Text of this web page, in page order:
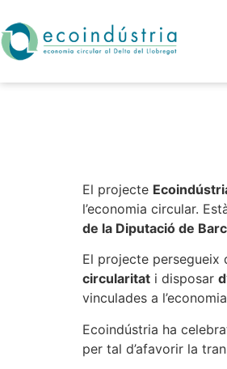
El projecte
l’economia circular.
de la Diputació de
El projecte persegueix
circularitat i disposar
vinculades a
Ecoindústria ha
per tal d’afavorir la